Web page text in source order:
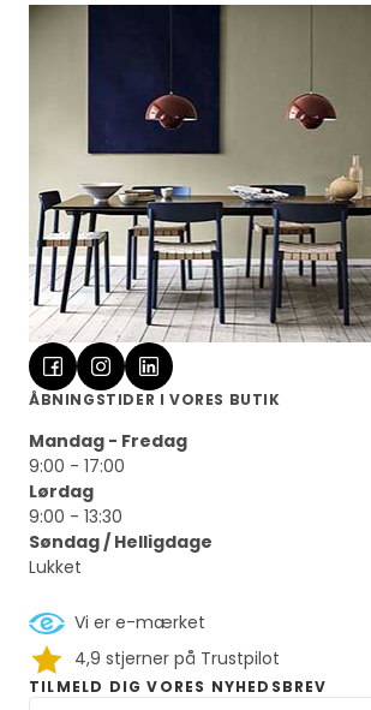
ÅBNINGSTIDER I VORES BUTIK
Mandag - Fredag
9:00 - 17:00
Lørdag
9:00 - 13:30
Søndag / Helligdage
Lukket
Vi er e-mærket
4,9 stjerner på Trustpilot
TILMELD DIG VORES NYHEDSBREV